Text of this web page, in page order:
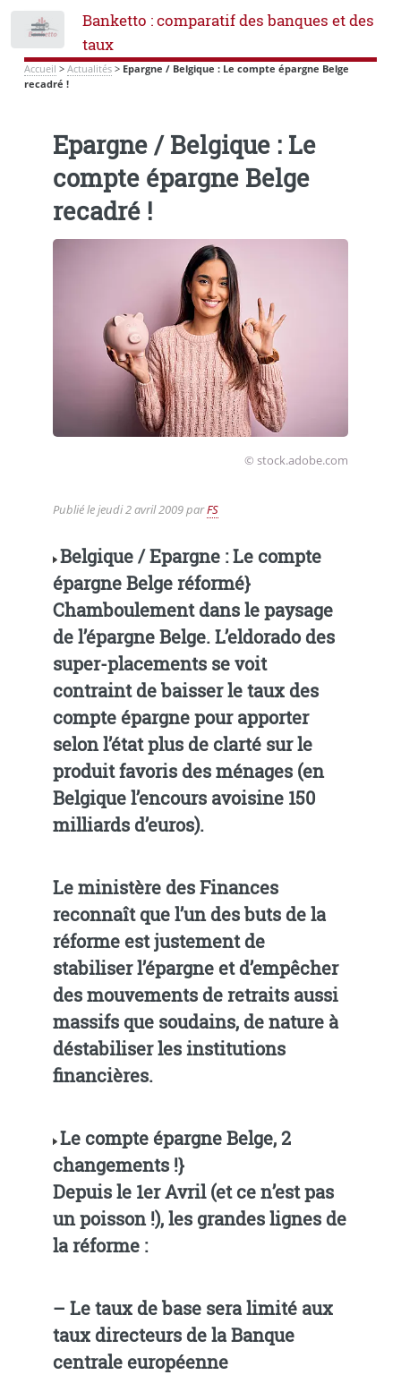
Banketto : comparatif des banques et des
taux
Accueil > Actualités> Epargne / Belgique : Le compte épargne Belge
recadré !
Epargne / Belgique : Le
compte épargne Belge
recadré !
© stock.adobe.com
Publié lejeudi 2 avril 2009parFS
Belgique / Epargne : Le compte
épargne Belge réformé}
Chamboulement dans le paysage
de l’épargne Belge. L’eldorado des
super-placements se voit
contraint de baisser le taux des
compte épargne pour apporter
selon l’état plus de clarté sur le
produit favoris des ménages (en
Belgique l’encours avoisine 150
milliards d’euros).
Le ministère des Finances
reconnaît que l’un des buts de la
réforme est justement de
stabiliser l’épargne et d’empêcher
des mouvements de retraits aussi
massifs que soudains, de nature à
déstabiliser les institutions
financières.
Le compte épargne Belge, 2
changements !}
Depuis le 1er Avril (et ce n’est pas
un poisson !), les grandes lignes de
la réforme :
– Le taux de base sera limité aux
taux directeurs de la Banque
centrale européenne